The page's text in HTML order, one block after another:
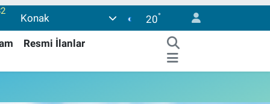
Konak 20°
Resmi İlanlar